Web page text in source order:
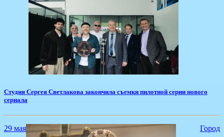
​Студия Сергея Светлакова закончила съемки пилотной серии нового
сериала
29 мая Город